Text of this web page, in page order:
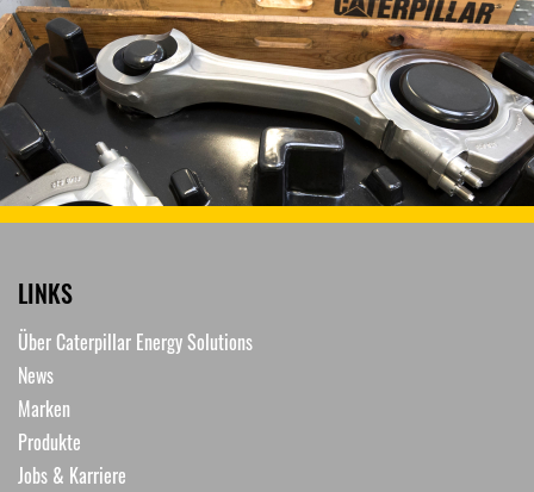
LINKS
Über Caterpillar Energy Solutions
News
Marken
Produkte
Jobs & Karriere